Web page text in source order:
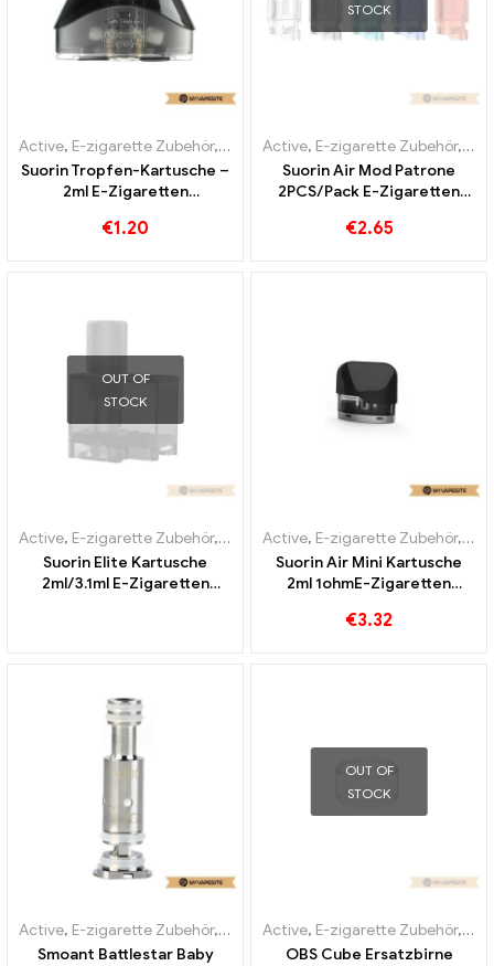
Active, E-zigarette Zubehör, Verdampfer
Suorin Tropfen-Kartusche –
2ml E-Zigaretten
€1.20
STOCK
Active, E-zigarette Zubehör,
Suorin Air Mod Patrone
2PCS/Pack E-Zigaretten
€2.65
OUT OF
STOCK
Active, E-zigarette Zubehör, Verdampfer
Suorin Elite Kartusche
2ml/3.1ml E-Zigaretten
Active, E-zigarette Zubehör,
Suorin Air Mini Kartusche
2ml 1ohmE-Zigaretten
€3.32
Active, E-zigarette Zubehör, Verdampfer
Smoant Battlestar Baby
OUT OF
STOCK
Active, E-zigarette Zubehör,
OBS Cube Ersatzbirne